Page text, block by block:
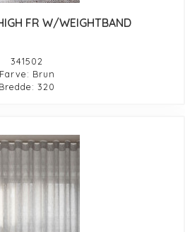
FR W/WEIGHTBAND
341502
Farve: Brun
Bredde: 320